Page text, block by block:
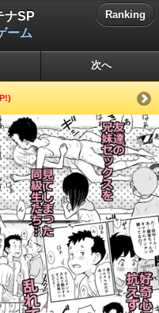
ナSP
ーム
Ranking
次へ